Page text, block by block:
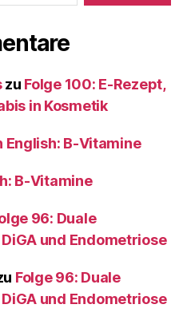
zu Folge 100: E-Rezept,
in Kosmetik
English: B-Vitamine
B-Vitamine
96: Duale
und Endometriose
Folge 96: Duale
und Endometriose